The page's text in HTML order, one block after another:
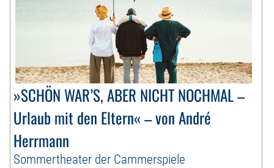
»SCHÖN WAR’S, ABER NICHT NOCHMAL –
Urlaub mit den Eltern« – von André
Herrmann
Sommertheater der Cammerspiele